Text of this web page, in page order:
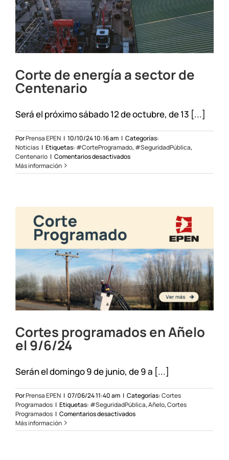
Corte de energía a sector de
Centenario
Será el próximo sábado 12 de octubre, de 13 [...]
PorPrensa EPEN | 10/10/24 10:16 am | Categorías:
Noticias | Etiquetas: #CorteProgramado, #SeguridadPública,
Centenario | Comentarios desactivadosen
de
Más información
Cortes programados en Añelo
el 9/6/24
Serán el domingo 9 de junio, de 9 a [...]
PorPrensa EPEN | 07/06/24 11:40 am | Categorías:Cortes
Programados | Etiquetas: #SeguridadPública,Añelo,Cortes
Programados | Comentarios desactivadosen
programados
Más información